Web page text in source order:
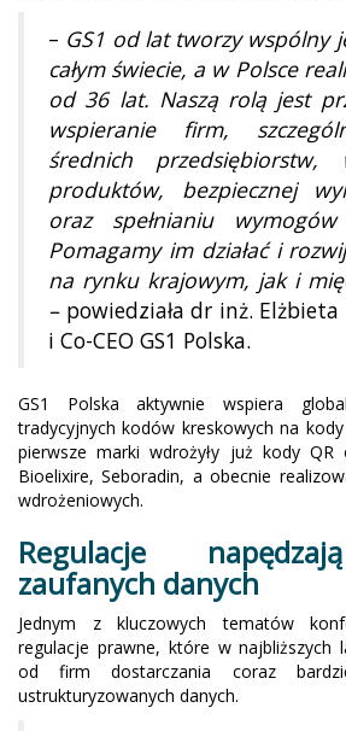
– GS1 od lat tworzy wspólny
całym świecie, a w Polsce
od 36 lat. Naszą rolą jest
wspieranie firm,
średnich przedsiębiorstw,
produktów, bezpiecznej
oraz spełnianiu wymogów
Pomagamy im działać i
na rynku krajowym, jak i
–powiedziała dr inż. Elżbieta
i Co-CEO GS1 Polska.
GS1 Polska aktywnie wspiera
tradycyjnych kodów kreskowych na
pierwsze marki wdrożyły już kody QR
Bioelixire, Seboradin, a obecnie
wdrożeniowych.
Regulacje
zaufanych danych
Jednym z kluczowych tematów
regulacje prawne, które w najbliższych
od firm dostarczania coraz
ustrukturyzowanych danych.